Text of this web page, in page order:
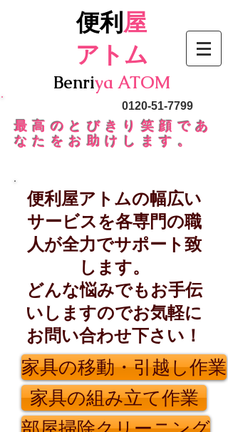
便利 屋
アトム
Benriya ATOM
最高のとびきり笑顔であ
なたをお助けします。
0120-51-7799
便利屋アトムの幅広い
サービスを各専門の職
人が全力でサポート致
します。
どんな悩みでもお手伝
いしますのでお気軽に
お問い合わせ下さい！
家具の移動・引越し作業
家具の組み立て作業